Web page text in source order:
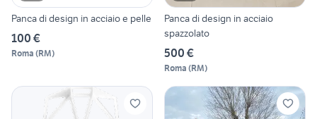
Panca di design in acciaio e pelle
100 €
Roma (RM)
Panca di design in acciaio
spazzolato
500 €
Roma (RM)